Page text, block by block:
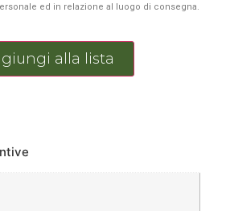
ed in relazione al luogo di consegna.
alla lista